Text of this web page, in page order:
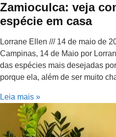
Zamioculca: veja
espécie em casa
Lorrane Ellen
14 de maio de
Campinas, 14 de Maio por
das espécies mais desejadas
porque ela, além de ser muito
Leia mais »